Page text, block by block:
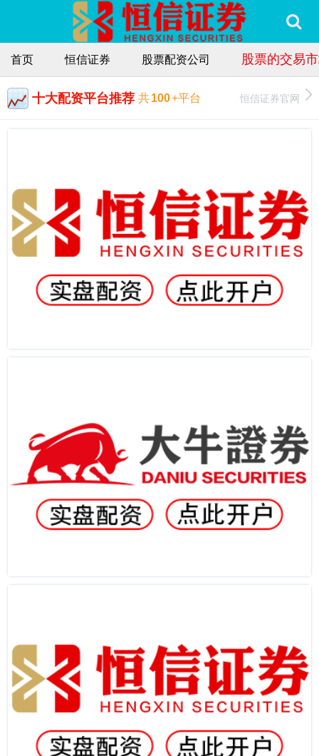
首页 恒信证券 股票配资公司 股票的交易
十大配资平台推荐 共100+平台 恒信证券官网